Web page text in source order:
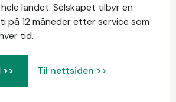
landet. Selskapet tilbyr en
på 12 måneder etter service som
tid.
Til nettsiden >>